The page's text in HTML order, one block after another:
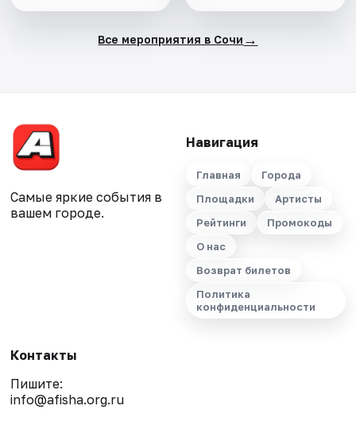
Все мероприятия в Сочи →
Самые яркие события в
вашем городе.
Навигация
Главная
Города
Площадки
Артисты
Рейтинги
Промокоды
О нас
Возврат билетов
Политика
конфиденциальности
Контакты
Пишите:
info@afisha.org.ru